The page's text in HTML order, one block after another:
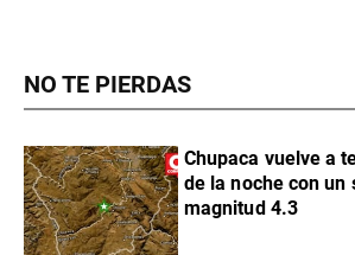
NO TE PIERDAS
Chupaca vuelve a
de la noche con un
magnitud 4.3